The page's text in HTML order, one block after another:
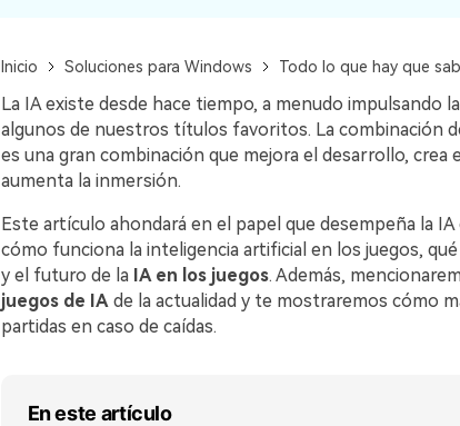
Inicio Soluciones para Windows Todo lo que hay que
La IA existe desde hace tiempo, a menudo impulsando
algunos de nuestros títulos favoritos. La combinación
es una gran combinación que mejora el desarrollo, crea
aumenta la inmersión.
Este artículo ahondará en el papel que desempeña la
cómo funciona la inteligencia artificial en los juegos,
y el futuro de la IA en los juegos. Además,
juegos de IAde la actualidad y te mostraremos cómo
partidas en caso de caídas.
En este artículo